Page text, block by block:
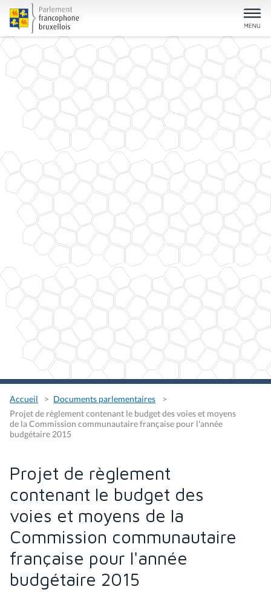
Accueil
Documents parlementaires
Projet de règlement contenant le budget des voies et moyens
de la Commission communautaire française pour l'année
budgétaire 2015
Projet de règlement
contenant le budget des
voies et moyens de la
Commission communautaire
française pour l'année
budgétaire 2015